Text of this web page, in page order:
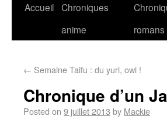
Accueil Chroniques
anime
romans
← Semaine Taifu : du yuri, owi !
Chronique d’un
Posted on 9 juillet 2013 by Mackie